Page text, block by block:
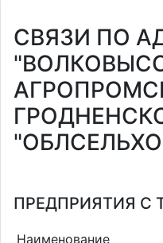
СВЯЗИ ПО
ПРЕДПРИЯТИЯ С
Наименование